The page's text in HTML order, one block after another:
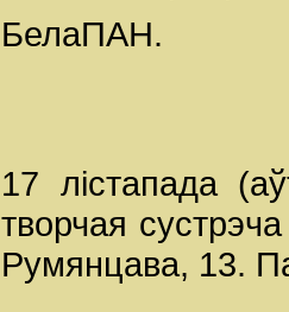
БелаПАН.
17 лістапада
творчая
Румянцава, 13.